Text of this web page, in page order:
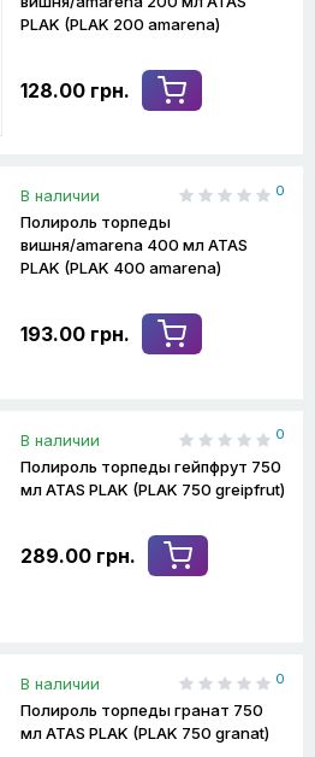
PLAK (PLAK 200 amarena)
128.00 грн.
В наличии 0
Полироль торпеды
вишня/amarena 400 мл ATAS
PLAK (PLAK 400 amarena)
193.00 грн.
В наличии 0
Полироль торпеды гейпфрут 750
мл ATAS PLAK (PLAK 750 greipfrut)
289.00 грн.
В наличии 0
Полироль торпеды гранат 750
мл ATAS PLAK (PLAK 750 granat)